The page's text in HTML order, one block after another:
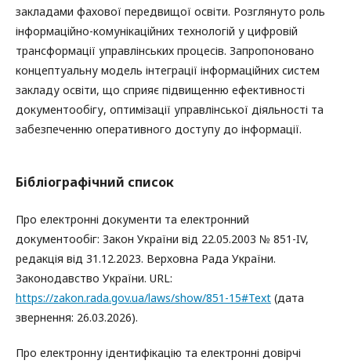
закладами фахової передвищої освіти. Розглянуто роль
інформаційно-комунікаційних технологій у цифровій
трансформації управлінських процесів. Запропоновано
концептуальну модель інтеграції інформаційних систем
закладу освіти, що сприяє підвищенню ефективності
документообігу, оптимізації управлінської діяльності та
забезпеченню оперативного доступу до інформації.
Бібліографічний список
Про електронні документи та електронний
документообіг: Закон України від 22.05.2003 № 851-IV,
редакція від 31.12.2023. Верховна Рада України.
Законодавство України. URL:
https://zakon.rada.gov.ua/laws/show/851-15#Text (дата
звернення: 26.03.2026).
Про електронну ідентифікацію та електронні довірчі